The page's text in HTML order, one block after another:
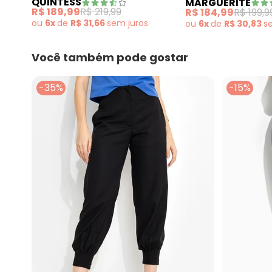
R$ 189,99R$ 219,99
ou 6xde R$ 31,66sem juros
R$ 184,99R$
ou 6xde R$ 30,83
Você também pode gostar
-35% -15%